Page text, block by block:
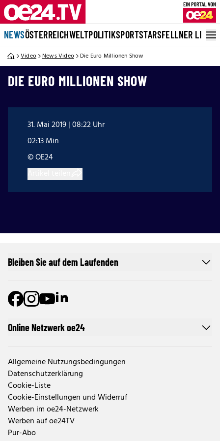
NEWSÖSTERREICHWELTPOLITIKSPORTSTARSFELLNER LIVE
Video News Video Die Euro Millionen Show
DIE EURO MILLIONEN SHOW
31. Mai 2019 | 08:22 Uhr
02:13 Min
© OE24
Online Netzwerk oe24
Allgemeine Nutzungsbedingungen
Datenschutzerklärung
Cookie-Liste
Cookie-Einstellungen und Widerruf
Werben im oe24-Netzwerk
Werben auf oe24TV
Pur-Abo
Bleiben Sie auf dem Laufenden